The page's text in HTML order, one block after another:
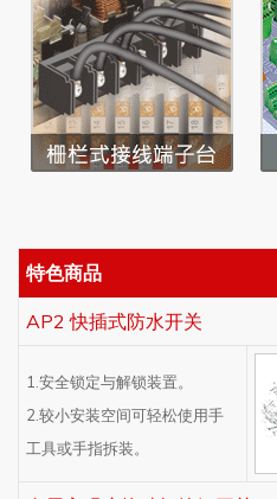
特色商品
AP2 快插式防水开关
1.安全锁定与解锁装置。
2.较小安装空间可轻松使用手
工具或手指拆装。